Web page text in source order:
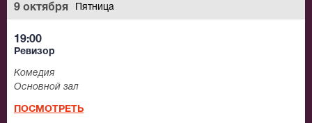
9 октября Пятница
19:00
Ревизор
Комедия
Основной зал
ПОСМОТРЕТЬ